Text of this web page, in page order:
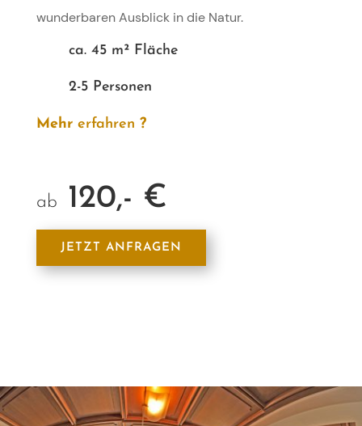
wunderbaren Ausblick in die Natur.
ca. 45 m² Fläche
2-5 Personen
Mehrerfahren ?
ab 120,- €
JETZT ANFRAGEN